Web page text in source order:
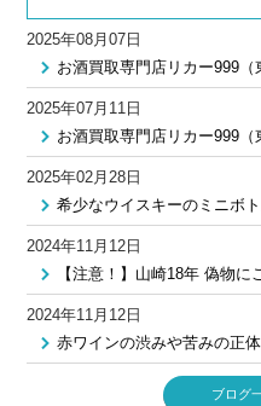
2025年08月07日
お酒買取専門店リカー999
2025年07月11日
お酒買取専門店リカー999
2025年02月28日
希少なウイスキーのミニボ
2024年11月12日
【注意！】山崎18年 偽物に
2024年11月12日
赤ワインの渋みや苦みの正
ブログ